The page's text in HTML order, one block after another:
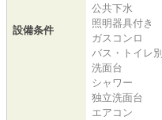
設備条件
公共下水
照明器具付き
ガスコンロ
バス・トイレ別
洗面台
シャワー
独立洗面台
エアコン